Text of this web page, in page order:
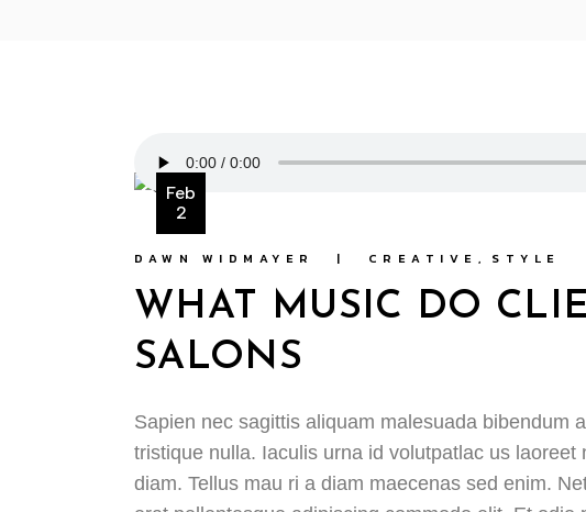
Feb
2
DAWN WIDMAYER CREATIVE STYLE
WHAT MUSIC DO
SALONS
Sapien nec sagittis aliquam malesuada bibendum
tristique nulla. Iaculis urna id volutpatlac us
diam. Tellus mau ri a diam maecenas sed enim.